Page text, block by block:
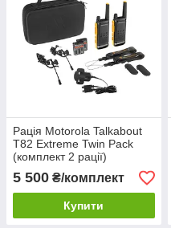
Рація Motorola Talkabout
T82 Extreme Twin Pack
(комплект 2 рації)
5 500 ₴/комплект
Купити